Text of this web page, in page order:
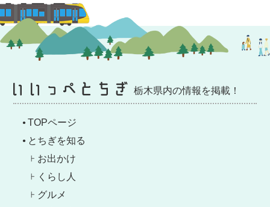
栃木県内の情報を掲載！
TOPページ
とちぎを知る
お出かけ
くらし人
グルメ